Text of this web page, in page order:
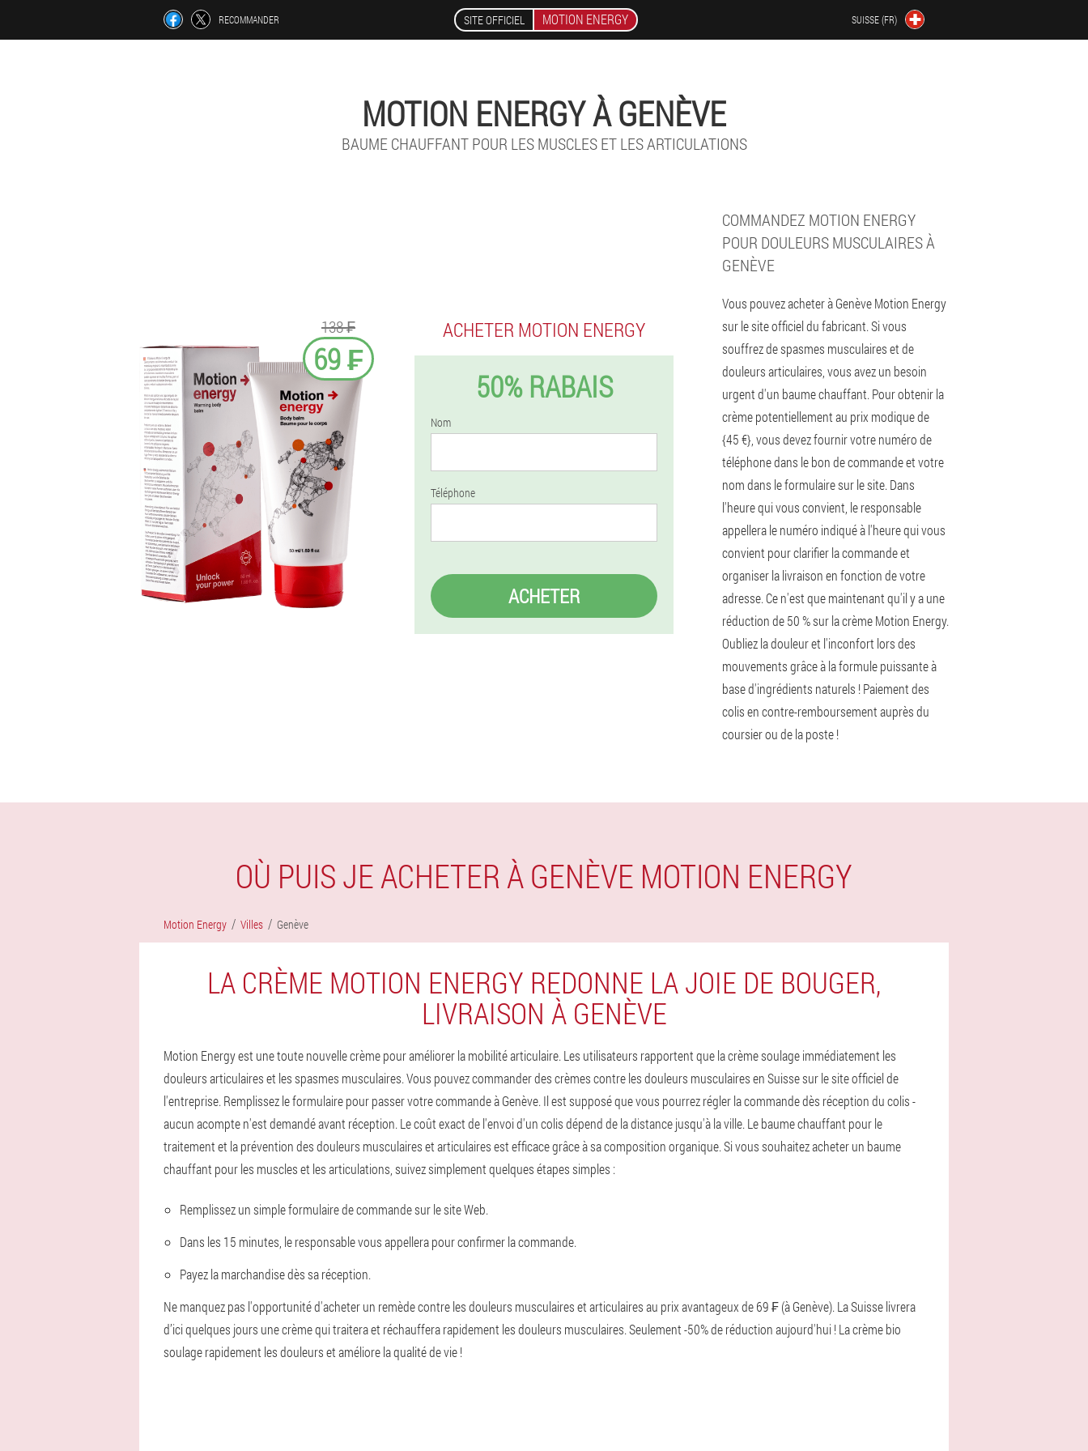
RECOMMANDER SITE OFFICIEL MOTION ENERGY SUISSE (FR)
MOTION ENERGY À GENÈVE
BAUME CHAUFFANT POUR LES MUSCLES ET LES ARTICULATIONS
138 ₣
69 ₣
ACHETER MOTION ENERGY
50% RABAIS
Nom
Téléphone
ACHETER
COMMANDEZ MOTION ENERGY
POUR DOULEURS MUSCULAIRES À
GENÈVE
Vous pouvez acheter à Genève Motion Energy
sur le site officiel du fabricant. Si vous
souffrez de spasmes musculaires et de
douleurs articulaires, vous avez un besoin
urgent d'un baume chauffant. Pour obtenir la
crème potentiellement au prix modique de
{45 €}, vous devez fournir votre numéro de
téléphone dans le bon de commande et votre
nom dans le formulaire sur le site. Dans
l'heure qui vous convient, le responsable
appellera le numéro indiqué à l'heure qui vous
convient pour clarifier la commande et
organiser la livraison en fonction de votre
adresse. Ce n'est que maintenant qu'il y a une
réduction de 50 % sur la crème Motion Energy.
Oubliez la douleur et l'inconfort lors des
mouvements grâce à la formule puissante à
base d'ingrédients naturels ! Paiement des
colis en contre-remboursement auprès du
coursier ou de la poste !
OÙ PUIS JE ACHETER À GENÈVE MOTION ENERGY
Motion Energy Villes Genève
LA CRÈME MOTION ENERGY REDONNE LA JOIE DE BOUGER,
LIVRAISON À GENÈVE
Motion Energy est une toute nouvelle crème pour améliorer la mobilité articulaire. Les utilisateurs rapportent que la crème soulage immédiatement les
douleurs articulaires et les spasmes musculaires. Vous pouvez commander des crèmes contre les douleurs musculaires en Suisse sur le site officiel de
l'entreprise. Remplissez le formulaire pour passer votre commande à Genève. Il est supposé que vous pourrez régler la commande dès réception du colis -
aucun acompte n'est demandé avant réception. Le coût exact de l'envoi d'un colis dépend de la distance jusqu'à la ville. Le baume chauffant pour le
traitement et la prévention des douleurs musculaires et articulaires est efficace grâce à sa composition organique. Si vous souhaitez acheter un baume
chauffant pour les muscles et les articulations, suivez simplement quelques étapes simples :
Remplissez un simple formulaire de commande sur le site Web.
Dans les 15 minutes, le responsable vous appellera pour confirmer la commande.
Payez la marchandise dès sa réception.
Ne manquez pas l'opportunité d'acheter un remède contre les douleurs musculaires et articulaires au prix avantageux de 69 ₣ (à Genève). La Suisse livrera
d’ici quelques jours une crème qui traitera et réchauffera rapidement les douleurs musculaires. Seulement -50% de réduction aujourd'hui ! La crème bio
soulage rapidement les douleurs et améliore la qualité de vie !